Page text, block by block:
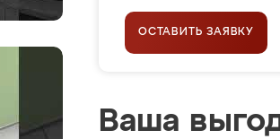
ОСТАВИТЬ ЗАЯВКУ
Ваша